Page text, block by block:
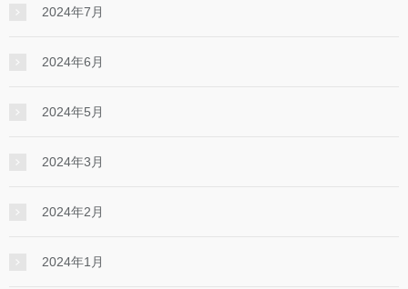
2024年7月
2024年6月
2024年5月
2024年3月
2024年2月
2024年1月